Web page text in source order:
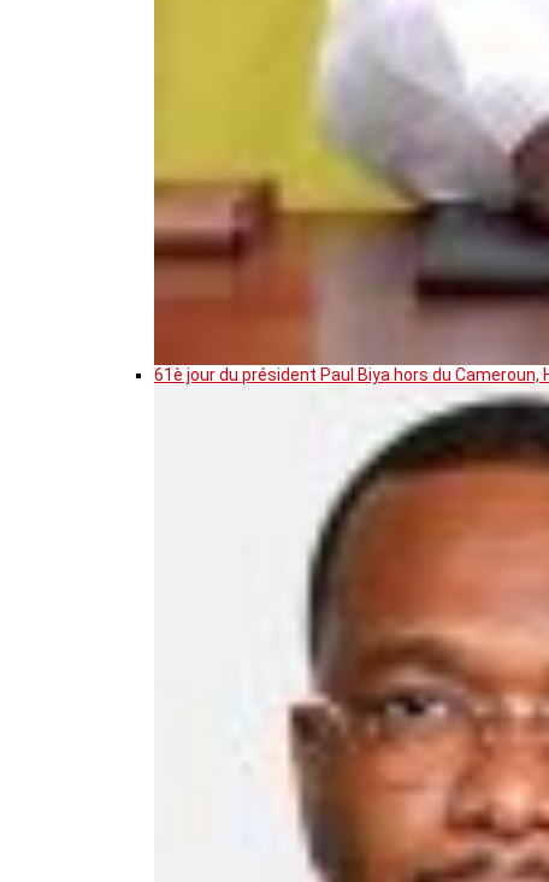
61è jour du président Paul Biya hors du